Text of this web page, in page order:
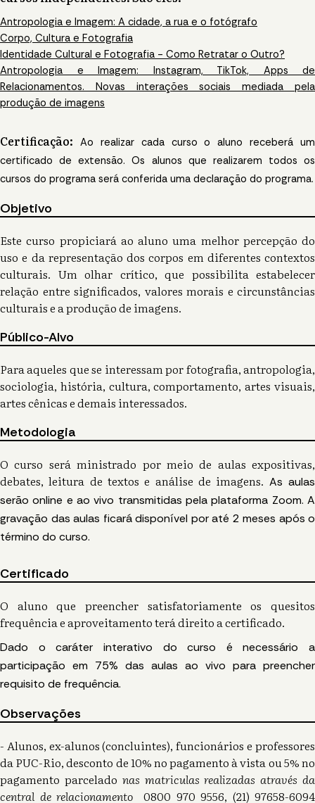
Antropologia e Imagem: A cidade, a rua e o fotógrafo
Corpo, Cultura e Fotografia
Identidade Cultural e Fotografia - Como Retratar o Outro?
Antropologia e Imagem: Instagram, TikTok, Apps de
Relacionamentos. Novas interações sociais mediada pela
produção de imagens
Certificação: Ao realizar cada curso o aluno receberá um
certificado de extensão. Os alunos que realizarem todos os
cursos do programa será conferida uma declaração do programa.
Objetivo
Este curso propiciará ao aluno uma melhor percepção do
uso e da representação dos corpos em diferentes contextos
culturais. Um olhar crítico, que possibilita estabelecer
relação entre significados, valores morais e circunstâncias
culturais e a produção de imagens.
Público-Alvo
Para aqueles que se interessam por fotografia, antropologia,
sociologia, história, cultura, comportamento, artes visuais,
artes cênicas e demais interessados.
Metodologia
O curso será ministrado por meio de aulas expositivas,
debates, leitura de textos e análise de imagens. As aulas
serão online e ao vivo transmitidas pela plataforma Zoom. A
gravação das aulas ficará disponível por até 2 meses após o
término do curso.
Certificado
O aluno que preencher satisfatoriamente os quesitos
frequência e aproveitamento terá direito a certificado.
Dado o caráter interativo do curso é necessário a
participação em 75% das aulas ao vivo para preencher
requisito de frequência.
Observações
- Alunos, ex-alunos (concluintes), funcionários e professores
da PUC-Rio, desconto de 10% no pagamento à vista ou 5% no
pagamento parcelado nas matriculas realizadas através da
central de relacionamento 0800 970 9556, (21) 97658-6094